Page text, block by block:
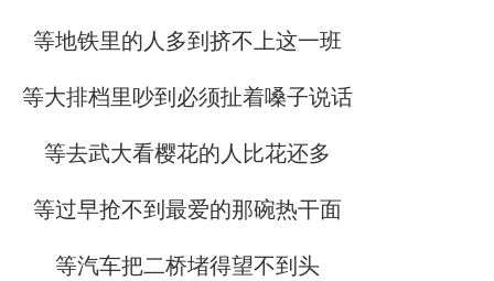
等地铁里的人多到挤不上这一班
等大排档里吵到必须扯着嗓子说话
等去武大看樱花的人比花还多
等过早抢不到最爱的那碗热干面
等汽车把二桥堵得望不到头